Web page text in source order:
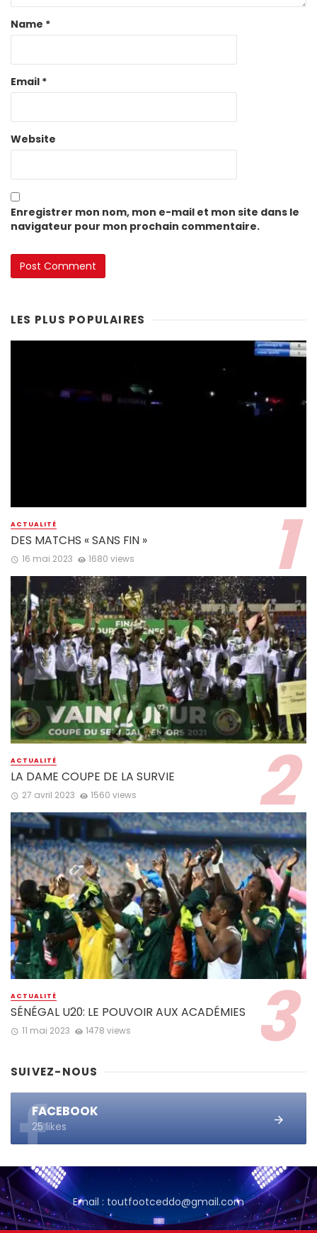
Name *
Email *
Website
Enregistrer mon nom, mon e-mail et mon site dans le
navigateur pour mon prochain commentaire.
LES PLUS POPULAIRES
ACTUALITÉ
DES MATCHS « SANS FIN »
16 mai 2023 1680 views
ACTUALITÉ
LA DAME COUPE DE LA SURVIE
27 avril 2023 1560 views
ACTUALITÉ
SÉNÉGAL U20: LE POUVOIR AUX ACADÉMIES
11 mai 2023 1478 views
SUIVEZ-NOUS
FACEBOOK
25 likes
Email : toutfootceddo@gmail.com